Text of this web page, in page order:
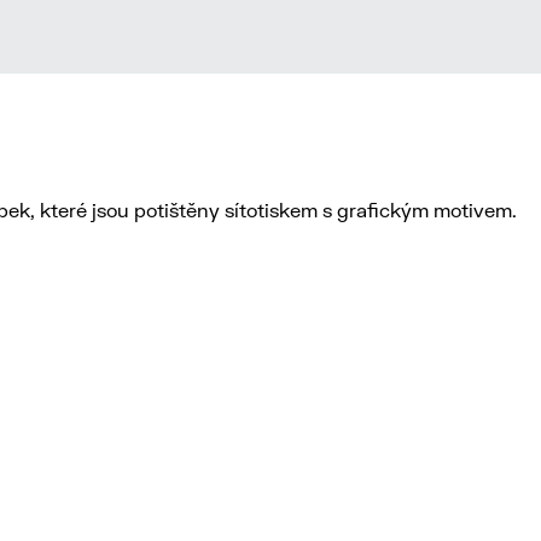
které jsou potištěny sítotiskem s grafickým motivem.